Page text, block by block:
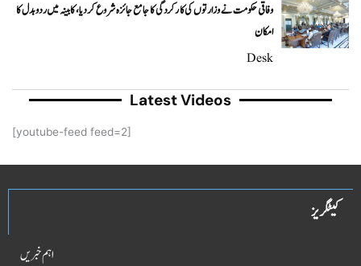
وفاقی حکومت نے وزارتوں کی کارکردگی کا جامع جائزہ شروع کر دیا، کابینہ میں ردوبدل کا
امکان
Desk
Latest Videos
[youtube-feed feed=2]
کیٹگریز
اہم خبریں